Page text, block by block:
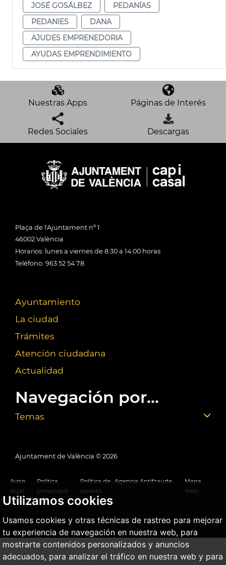
Utilizamos cookies
Usamos cookies y otras técnicas de rastreo para mejorar
tu experiencia de navegación en nuestra web, para
mostrarte contenidos personalizados y anuncios
adecuados, para analizar el tráfico en nuestra web y para
JOSÉ GOSÁLBEZ
PEDANÍAS
PEDANIES
DANA
AJUDES EMPRENEDORIA
AYUDAS EMPRENDIMIENTO
Nuestras Apps Páginas de Interés
Redes Sociales Descargas
Plaça de l'Ajuntament nº 1
46002 València
Horarios: lunes a viernes de 8:30 a 14:00 horas
Teléfono: 963 52 54 78
Ayuntamiento
La ciudad
Trámites
Atención ciudadana
Actualidad
Navegación por...
Temas
Ajuntament de València © 2026
Aviso
legal
Política
privacidad
Política de
cookies
Agencia Antifraude
Mapa
Web